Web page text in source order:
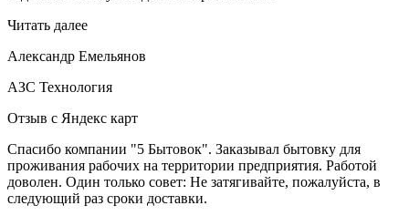
Читать далее
Александр Емельянов
АЗС Технология
Отзыв с Яндекс карт
Спасибо компании "5 Бытовок". Заказывал бытовку для
проживания рабочих на территории предприятия. Работой
доволен. Один только совет: Не затягивайте, пожалуйста, в
следующий раз сроки доставки.